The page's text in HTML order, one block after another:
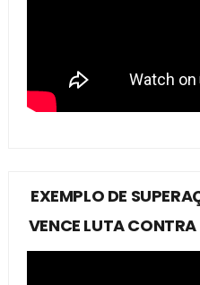
EXEMPLO DE
VENCE LUTA